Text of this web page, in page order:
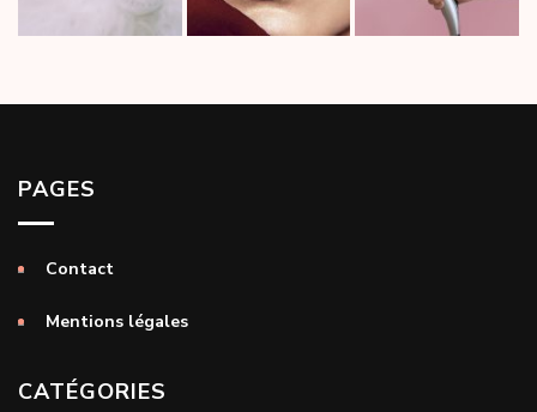
PAGES
Contact
Mentions légales
CATÉGORIES